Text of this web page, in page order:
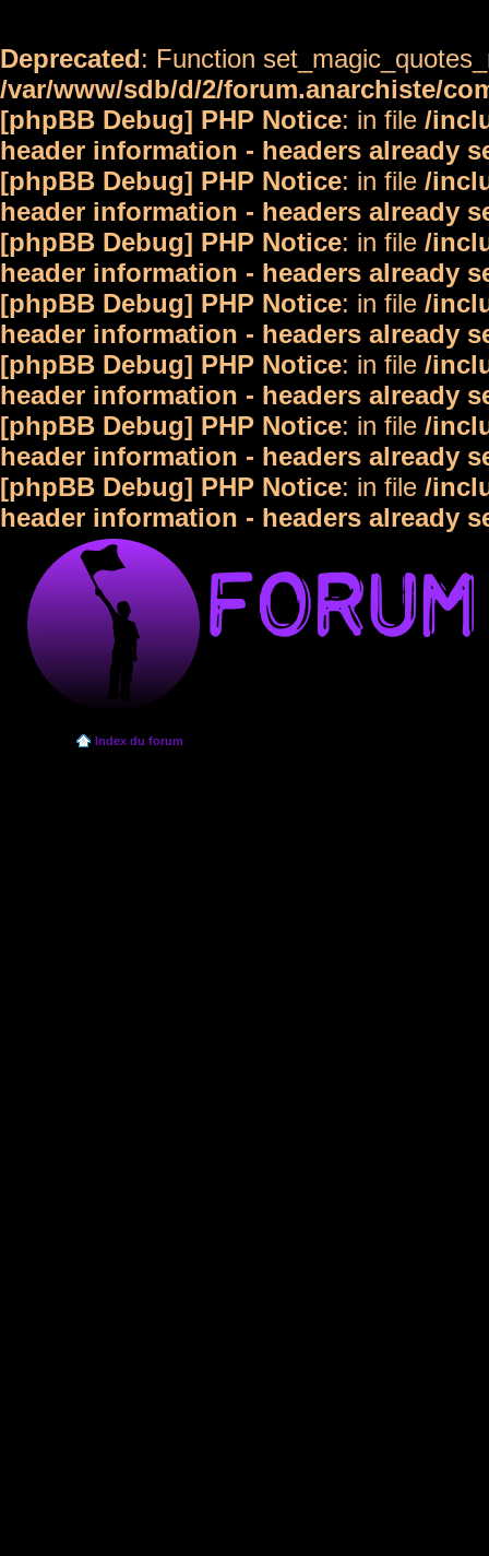
Deprecated: Function
/var/www/sdb/d/2/forum.anarchiste/
[phpBB Debug] PHP Notice: in file /
header information - headers already
[phpBB Debug] PHP Notice: in file /
header information - headers already
[phpBB Debug] PHP Notice: in file /
header information - headers already
[phpBB Debug] PHP Notice: in file /
header information - headers already
[phpBB Debug] PHP Notice: in file /
header information - headers already
[phpBB Debug] PHP Notice: in file /
header information - headers already
[phpBB Debug] PHP Notice: in file /
header information - headers already
Index du forum